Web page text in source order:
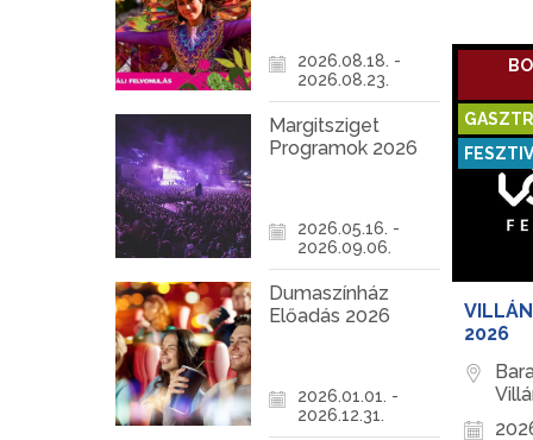
2026
2026.08.18. -
2026.08.23.
Margitsziget
Programok 2026
2026.05.16. -
2026.09.06.
Dumaszínház
Előadás 2026
2026.01.01. -
2026.12.31.